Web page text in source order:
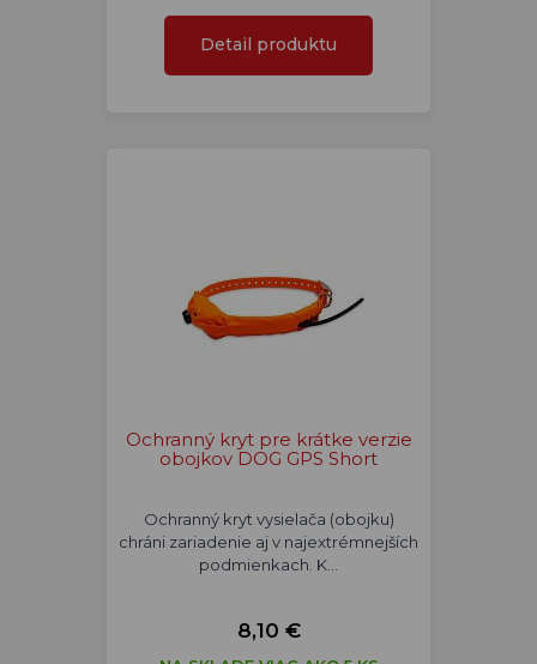
Detail produktu
Ochranný kryt pre krátke verzie
obojkov DOG GPS Short
Ochranný kryt vysielača (obojku)
chráni zariadenie aj v najextrémnejších
podmienkach. K…
8,10 €